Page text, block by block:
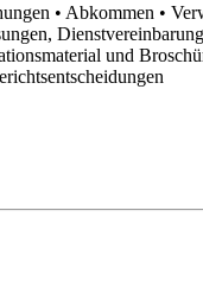
• Abkommen •
und